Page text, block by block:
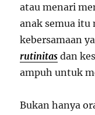
atau menari
anak semua itu
kebersamaan
rutinitas dan
ampuh untuk
Bukan hanya